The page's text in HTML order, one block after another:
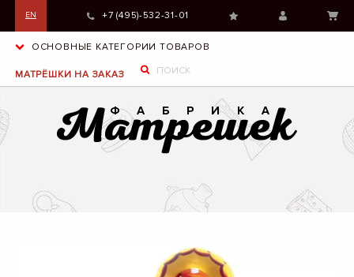
EN +7 (495)-532-31-01
ОСНОВНЫЕ КАТЕГОРИИ ТОВАРОВ
МАТРЁШКИ НА ЗАКАЗ